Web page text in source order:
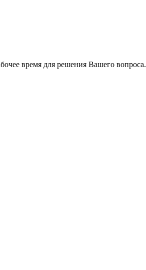
время для решения Вашего вопроса.